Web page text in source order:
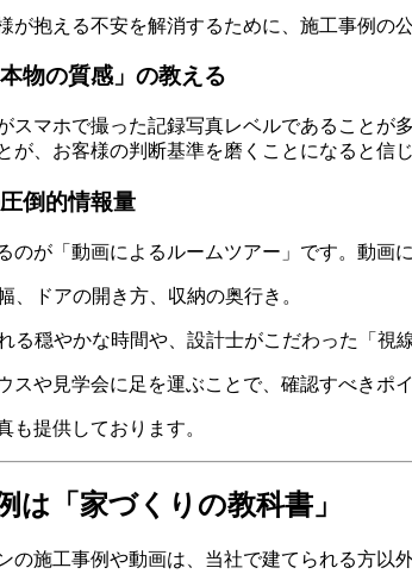
が抱える不安を解消するために、施工事例の
物の質感」の教える
スマホで撮った記録写真レベルであることが
が、お客様の判断基準を磨くことになると信
倒的情報量
のが「動画によるルームツアー」です。動画
、ドアの開き方、収納の奥行き。
る穏やかな時間や、設計士がこだわった「視
スや見学会に足を運ぶことで、確認すべきポ
も提供しております。
は「家づくりの教科書」
の施工事例や動画は、当社で建てられる方以